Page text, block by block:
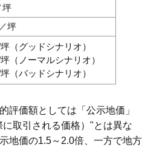
坪
坪
（グッドシナリオ）
（ノーマルシナリオ）
（バッドシナリオ）
価額としては「公示地価」
取引される価格）"とは異な
地価の1.5～2.0倍、一方で地方